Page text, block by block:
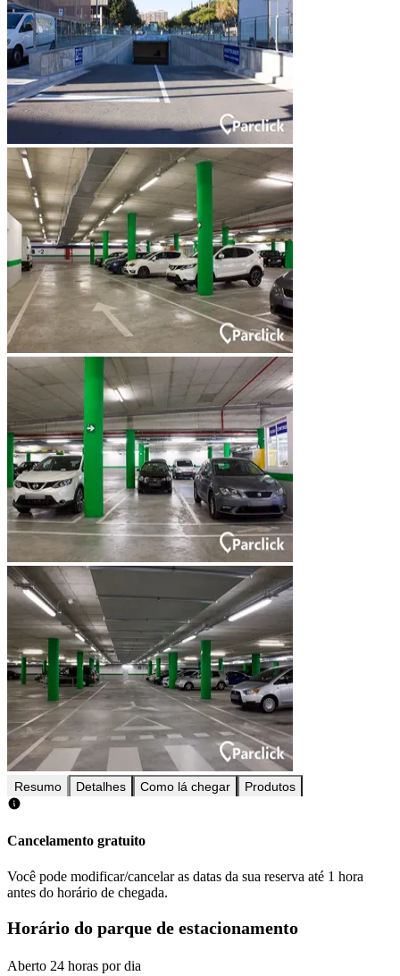
Resumo Detalhes Como lá chegar Produtos
Cancelamento gratuito
Você pode modificar/cancelar as datas da sua reserva até 1 hora
antes do horário de chegada.
Horário do parque de estacionamento
Aberto 24 horas por dia